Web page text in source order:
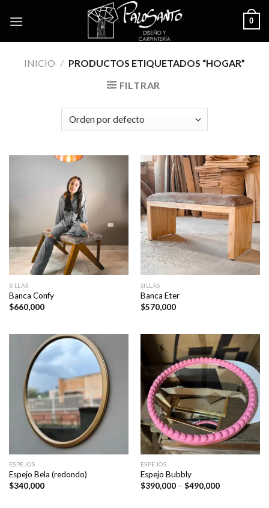
0
INICIO / PRODUCTOS ETIQUETADOS “HOGAR”
FILTRAR
SILLAS
Banca Confy
$660,000
SILLAS
Banca Eter
$570,000
ESPEJOS
Espejo Bela (redondo)
$340,000
ESPEJOS
Espejo Bubbly
$390,000 – $490,000Price